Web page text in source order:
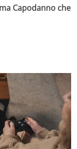
Capodanno che